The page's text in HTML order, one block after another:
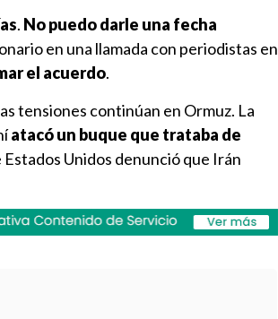
. No puedo darle una fecha
en una llamada con periodistas en
el acuerdo.
tensiones continúan en Ormuz. La
atacó un buque que trataba de
Unidos denunció que Irán